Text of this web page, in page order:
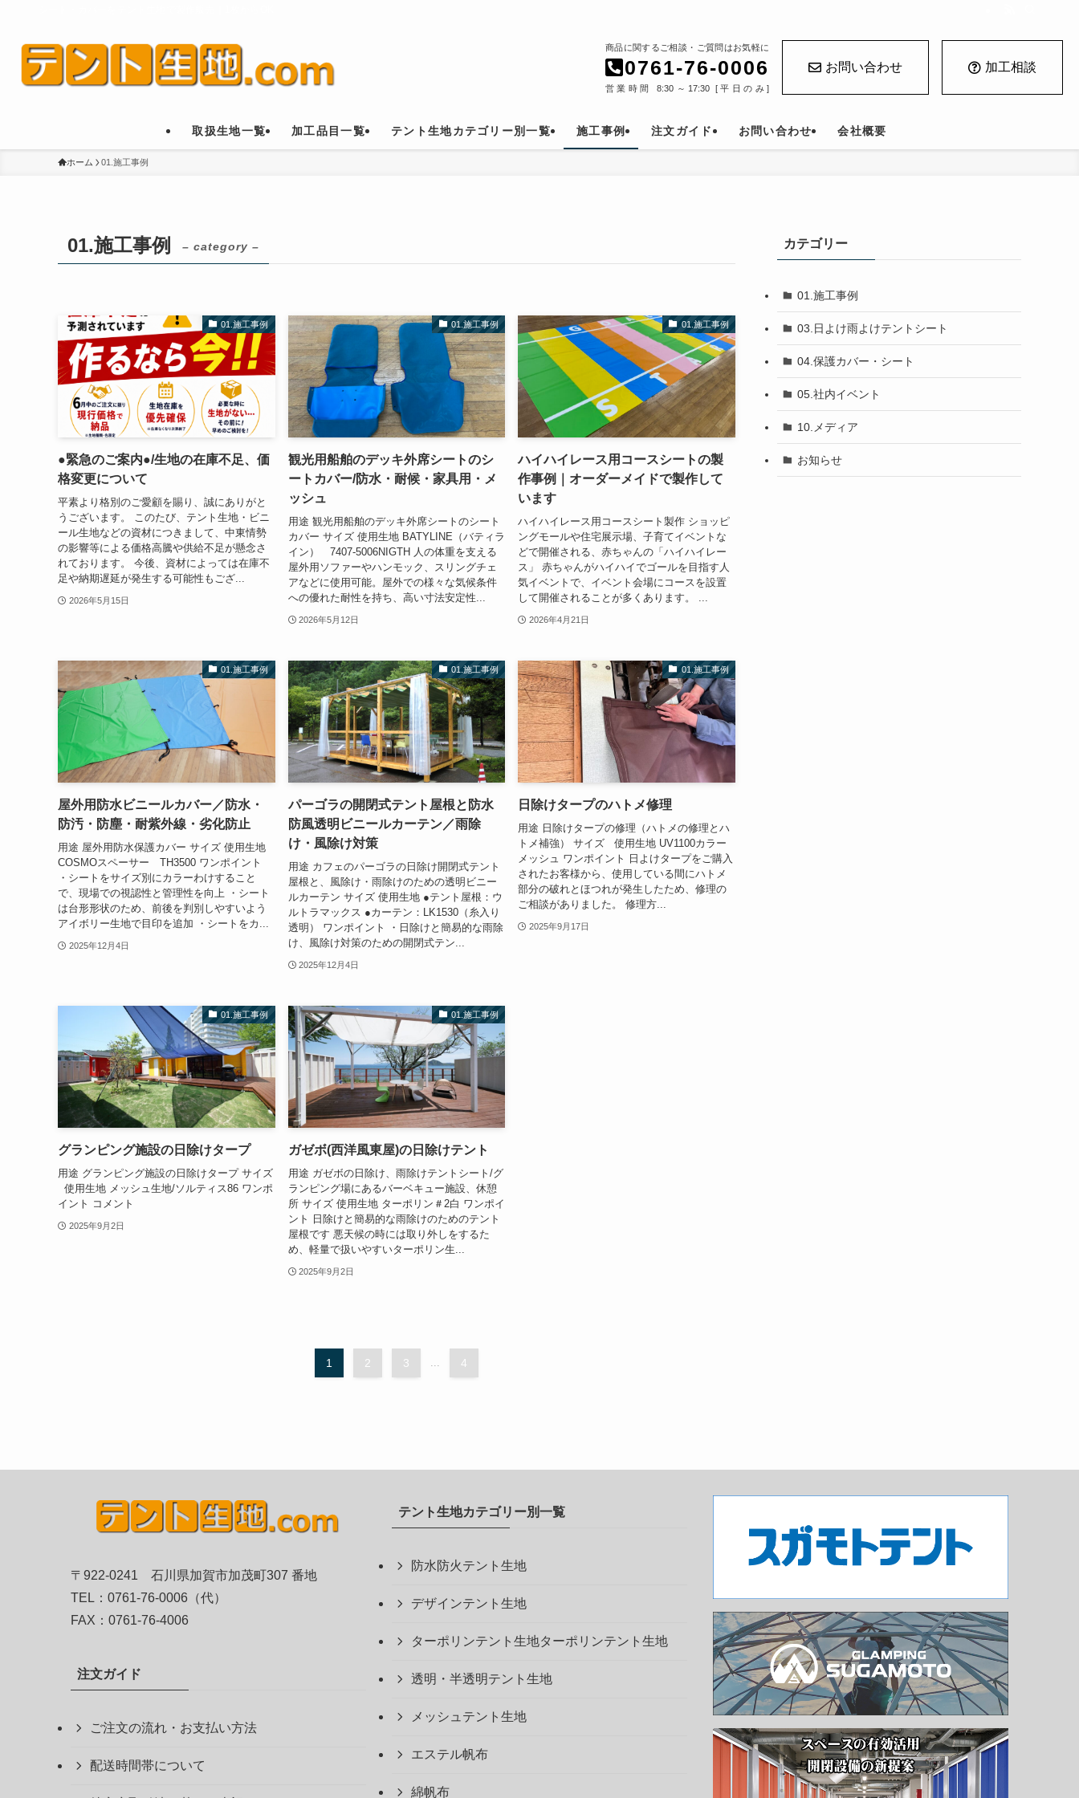
商品に関するご相談・ご質問はお気軽に
0761-76-0006
営業時間 8:30～17:30 [平日のみ]
お問い合わせ 加工相談
取扱生地一覧 加工品目一覧 テント生地カテゴリー別一覧 施工事例 注文ガイド お問い合わせ 会社概要
ホーム 01.施工事例
01.施工事例 – category –
01.施工事例
●緊急のご案内●/生地の在庫不足、価
格変更について
平素より格別のご愛顧を賜り、誠にありがと
うございます。 このたび、テント生地・ビニ
ール生地などの資材につきまして、中東情勢
の影響等による価格高騰や供給不足が懸念さ
れております。 今後、資材によっては在庫不
足や納期遅延が発生する可能性もござ...
2026年5月15日
01.施工事例
観光用船舶のデッキ外席シートのシ
ートカバー/防水・耐候・家具用・メ
ッシュ
用途 観光用船舶のデッキ外席シートのシート
カバー サイズ 使用生地 BATYLINE（バティラ
イン） 7407-5006NIGTH 人の体重を支える
屋外用ソファーやハンモック、スリングチェ
アなどに使用可能。屋外での様々な気候条件
への優れた耐性を持ち、高い寸法安定性...
2026年5月12日
01.施工事例
ハイハイレース用コースシートの製
作事例｜オーダーメイドで製作して
います
ハイハイレース用コースシート製作 ショッピ
ングモールや住宅展示場、子育てイベントな
どで開催される、赤ちゃんの「ハイハイレー
ス」 赤ちゃんがハイハイでゴールを目指す人
気イベントで、イベント会場にコースを設置
して開催されることが多くあります。 ...
2026年4月21日
01.施工事例
屋外用防水ビニールカバー／防水・
防汚・防塵・耐紫外線・劣化防止
用途 屋外用防水保護カバー サイズ 使用生地
COSMOスペーサー TH3500 ワンポイント
・シートをサイズ別にカラーわけすること
で、現場での視認性と管理性を向上 ・シート
は台形形状のため、前後を判別しやすいよう
アイボリー生地で目印を追加 ・シートをカ...
2025年12月4日
01.施工事例
パーゴラの開閉式テント屋根と防水
防風透明ビニールカーテン／雨除
け・風除け対策
用途 カフェのパーゴラの日除け開閉式テント
屋根と、風除け・雨除けのための透明ビニー
ルカーテン サイズ 使用生地 ●テント屋根：ウ
ルトラマックス ●カーテン：LK1530（糸入り
透明） ワンポイント ・日除けと簡易的な雨除
け、風除け対策のための開閉式テン...
2025年12月4日
01.施工事例
日除けタープのハトメ修理
用途 日除けタープの修理（ハトメの修理とハ
トメ補強） サイズ 使用生地 UV1100カラー
メッシュ ワンポイント 日よけタープをご購入
されたお客様から、使用している間にハトメ
部分の破れとほつれが発生したため、修理の
ご相談がありました。 修理方...
2025年9月17日
01.施工事例
グランピング施設の日除けタープ
用途 グランピング施設の日除けタープ サイズ
使用生地 メッシュ生地/ソルティス86 ワンポ
イント コメント
2025年9月2日
01.施工事例
ガゼボ(西洋風東屋)の日除けテント
用途 ガゼボの日除け、雨除けテントシート/グ
ランピング場にあるバーベキュー施設、休憩
所 サイズ 使用生地 ターポリン＃2白 ワンポイ
ント 日除けと簡易的な雨除けのためのテント
屋根です 悪天候の時には取り外しをするた
め、軽量で扱いやすいターポリン生...
2025年9月2日
1 2 3 4
カテゴリー
01.施工事例
03.日よけ雨よけテントシート
04.保護カバー・シート
05.社内イベント
10.メディア
お知らせ
〒922-0241 石川県加賀市加茂町307 番地
TEL：0761-76-0006（代）
FAX：0761-76-4006
注文ガイド
ご注文の流れ・お支払い方法
配送時間帯について
テント生地カテゴリー別一覧
防水防火テント生地
デザインテント生地
ターポリンテント生地ターポリンテント生地
透明・半透明テント生地
メッシュテント生地
エステル帆布
綿帆布